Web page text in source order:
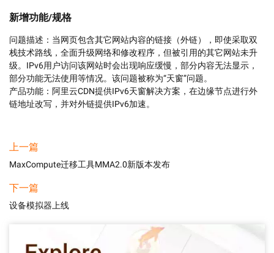
新增功能/规格
问题描述：当网页包含其它网站内容的链接（外链），即使采取双
栈技术路线，全面升级网络和修改程序，但被引用的其它网站未升
级。IPv6用户访问该网站时会出现响应缓慢，部分内容无法显示，
部分功能无法使用等情况。该问题被称为“天窗”问题。
产品功能：阿里云CDN提供IPv6天窗解决方案，在边缘节点进行外
上一篇
MaxCompute迁移工具MMA2.0新版本发布
下一篇
设备模拟器上线